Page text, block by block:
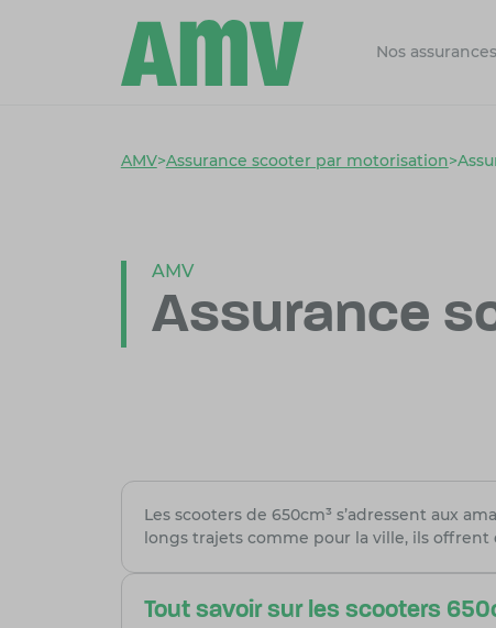
Nos assurances
AMV>Assurance scooter par motorisation>
AMV
Assurance
Les scooters de 650cm³ s’adressent aux
longs trajets comme pour la ville, ils offrent
Tout savoir sur les scooters